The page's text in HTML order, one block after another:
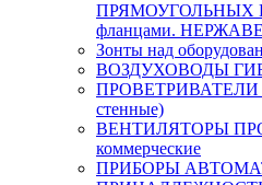
ПРЯМОУГОЛЬНЫХ
фланцами.
Зонты над
ВОЗДУХОВОДЫ
ПРОВЕТРИВАТЕЛИ
стенные)
ВЕНТИЛЯТОРЫ
коммерческие
ПРИБОРЫ